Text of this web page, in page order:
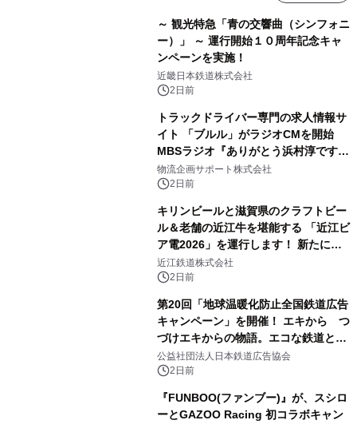
～ 観光特急「青の交響曲（シンフォニ
ー）」 ～ 運行開始１０周年記念キャ
ンペーンを実施！
近畿日本鉄道株式会社
2日前
トラックドライバー専門の求人情報サ
イト 「ブルル」がラジオCMを開始
MBSラジオ『ありがとう浜村淳です』
にて8月1日(土)より
物流企画サポート株式会社
2日前
キリンビールと滋賀県のクラフトビー
ル＆老舗の近江牛を堪能する 「近江ビ
ア電2026」を運行します！ 新たに
「長濱浪漫ビール」が参加！キリン一
番搾り飲み放題が復活！
近江鉄道株式会社
2日前
第20回「地球温暖化防止全国鉄道広告
キャンペーン」を開催！ エキから つ
づけエキからの物語。エコな鉄道とと
もに。
公益社団法人日本鉄道広告協会
2日前
『FUNBOO(ファンブー)』が、スシロ
ーとGAZOO Racing 初コラボキャン